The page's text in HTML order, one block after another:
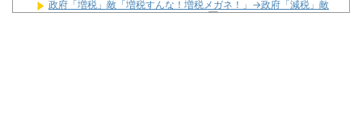
政府「増税」敵「増税すんな！増税メガネ！」→政府「減税」敵
「減税すんな！社会保障どうなる！」